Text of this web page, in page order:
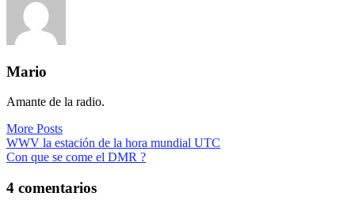
Mario
Amante de la radio.
More Posts
Navegación
de
entradas
WWV la estación de la hora mundial UTC
Con que se come el DMR ?
4 comentarios